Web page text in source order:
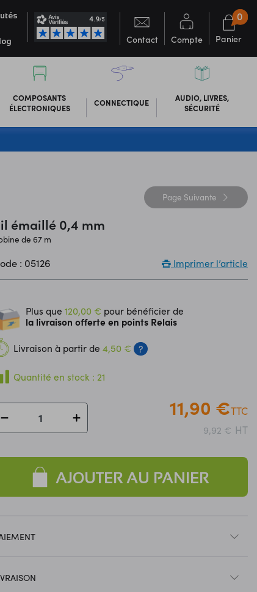
Contact Compte Panier
0
COMPOSANTS
ÉLECTRONIQUES
CONNECTIQUE
AUDIO, LIVRES,
SÉCURITÉ
Page Suivante
Fil émaillé 0,4 mm
de 67 m
: 05126 Imprimer l’article
Plus que120,00 € pour bénéficier de
la livraison offerte en points Relais
Livraison à partir de4,50 € ?
Quantité en stock : 21
11,90 €TTC
9,92 € HT
AJOUTER AU PANIER